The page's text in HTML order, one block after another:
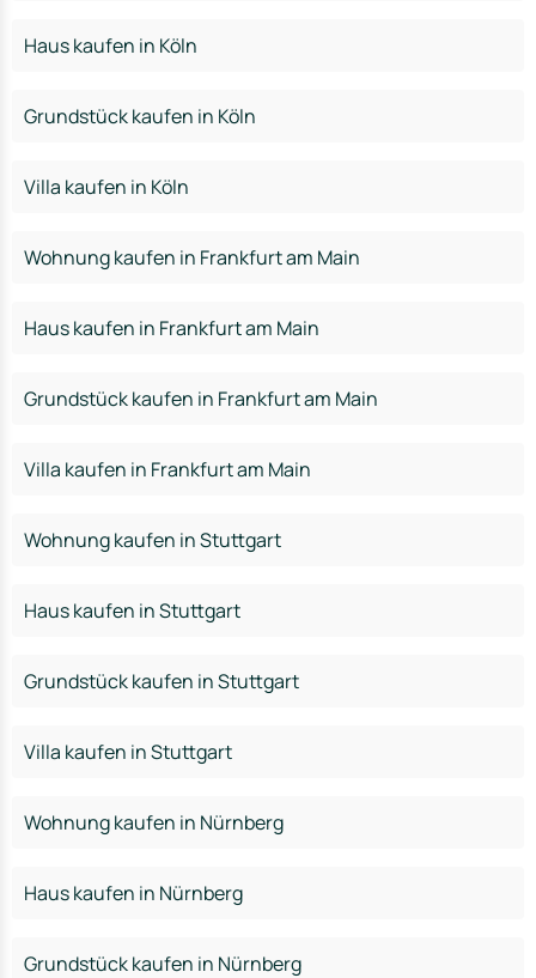
Haus kaufen in Köln
Grundstück kaufen in Köln
Villa kaufen in Köln
Wohnung kaufen in Frankfurt am Main
Haus kaufen in Frankfurt am Main
Grundstück kaufen in Frankfurt am Main
Villa kaufen in Frankfurt am Main
Wohnung kaufen in Stuttgart
Haus kaufen in Stuttgart
Grundstück kaufen in Stuttgart
Villa kaufen in Stuttgart
Wohnung kaufen in Nürnberg
Haus kaufen in Nürnberg
Grundstück kaufen in Nürnberg